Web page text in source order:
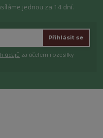
jednou za 14 dní.
Přihlásit se
údajů za účelem rozesílky